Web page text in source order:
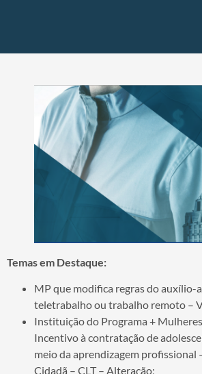
Temas em Destaque:
MP que modifica regras do auxílio-
teletrabalho ou trabalho remoto –
Instituição do Programa +
Incentivo à contratação de
meio da aprendizagem profissional
Cidadã – CLT – Alteração;